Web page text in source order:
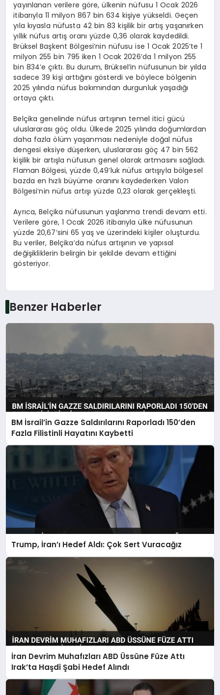
yayınlanan verilere göre, ülkenin nüfusu 1 Ocak 2026
itibarıyla 11 milyon 867 bin 634 kişiye yükseldi. Geçen
yıla kıyasla nüfusta 42 bin 83 kişilik bir artış yaşanırken
yıllık nüfus artış oranı yüzde 0,36 olarak kaydedildi.
Brüksel Başkent Bölgesi’nin nüfusu ise 1 Ocak 2025’te 1
milyon 255 bin 795 iken 1 Ocak 2026’da 1 milyon 255
bin 834’e çıktı. Bu durum, Brüksel’in nüfusunun bir yılda
sadece 39 kişi arttığını gösterdi ve böylece bölgenin
2025 yılında nüfus bakımından durgunluk yaşadığı
ortaya çıktı.
Belçika genelinde nüfus artışının temel itici gücü
uluslararası göç oldu. Ülkede 2025 yılında doğumlardan
daha fazla ölüm yaşanması nedeniyle doğal nüfus
dengesi eksiye düşerken, uluslararası göç 47 bin 562
kişilik bir artışla nüfusun genel olarak artmasını sağladı.
Flaman Bölgesi, yüzde 0,49’luk nüfus artışıyla bölgesel
bazda en hızlı büyüme oranını kaydederken Valon
Bölgesi’nin nüfus artışı yüzde 0,23 olarak gerçekleşti.
Ayrıca, Belçika nüfusunun yaşlanma trendi devam etti.
Verilere göre, 1 Ocak 2026 itibarıyla ülke nüfusunun
yüzde 20,67’sini 65 yaş ve üzerindeki kişiler oluşturdu.
Bu veriler, Belçika’da nüfus artışının ve yapısal
değişikliklerin belirgin bir şekilde devam ettiğini
gösteriyor.
Benzer Haberler
BM İsrail’in Gazze Saldırılarını Raporladı 150’den
Fazla Filistinli Hayatını Kaybetti
Trump, İran’ı Hedef Aldı: Çok Sert Vuracağız
İran Devrim Muhafızları ABD Üssüne Füze Attı
Irak’ta Haşdi Şabi Hedef Alındı